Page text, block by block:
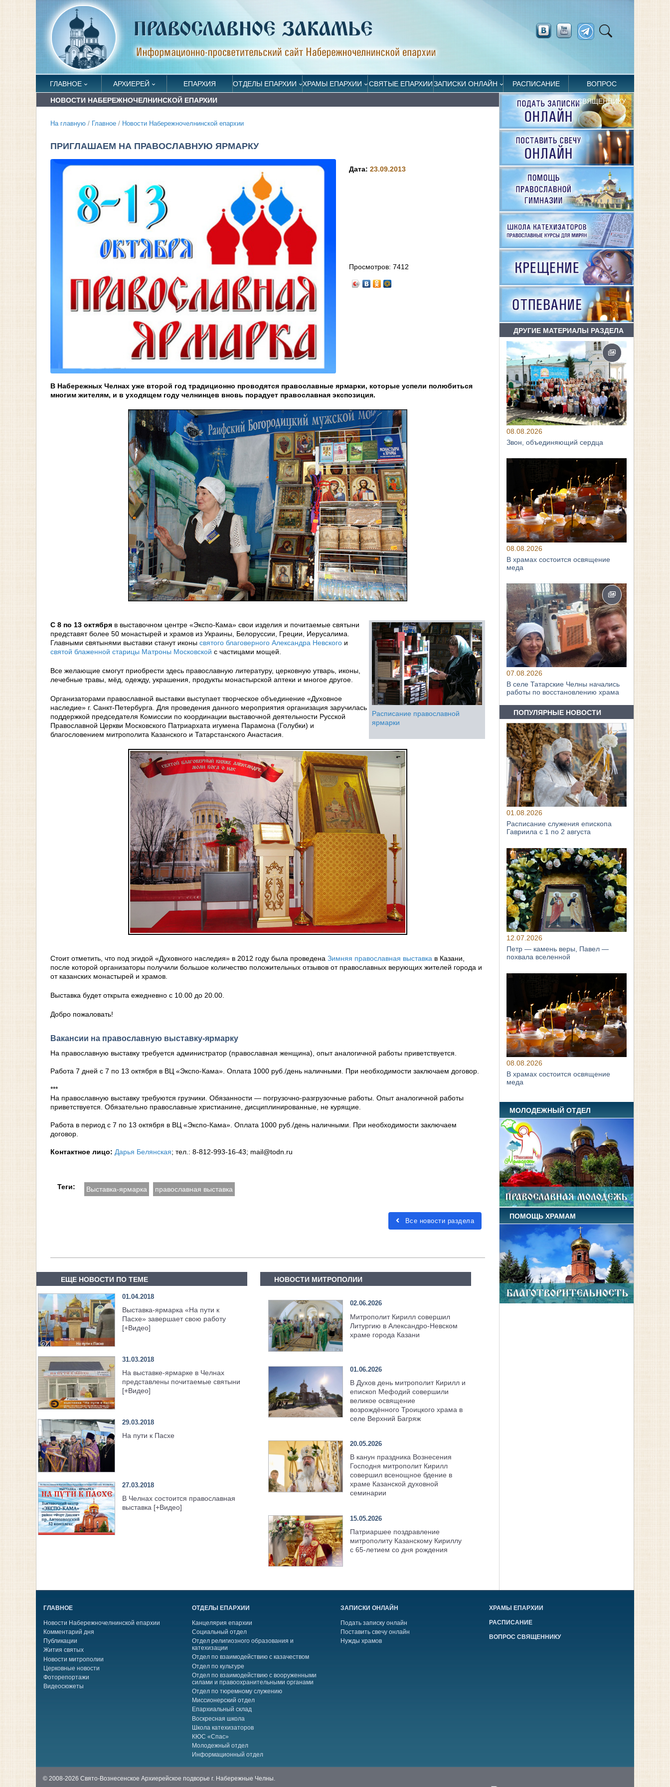
ГЛАВНОЕ АРХИЕРЕЙ ЕПАРХИЯ ОТДЕЛЫ ЕПАРХИИ ХРАМЫ ЕПАРХИИ СВЯТЫЕ ЕПАРХИИЗАПИСКИ ОНЛАЙН РАСПИСАНИЕ ВОПРОС
СВЯЩЕННИКУ
НОВОСТИ НАБЕРЕЖНОЧЕЛНИНСКОЙ ЕПАРХИИ
На главную / Главное / Новости Набережночелнинской епархии
ПРИГЛАШАЕМ НА ПРАВОСЛАВНУЮ ЯРМАРКУ
Дата:23.09.2013
Просмотров:7412
В Набережных Челнах уже второй год традиционно проводятся православные ярмарки, которые успели полюбиться
многим жителям, и в уходящем году челнинцев вновь порадует православная экспозиция.
Расписание православной
ярмарки
С 8 по 13 октября в выставочном центре «Экспо-Кама» свои изделия и почитаемые святыни
представят более 50 монастырей и храмов из Украины, Белоруссии, Греции, Иерусалима.
Главными святынями выставки станут иконы святого благоверного Александра Невского и
святой блаженной старицы Матроны Московской с частицами мощей.
Все желающие смогут приобрести здесь православную литературу, церковную утварь, иконы,
лечебные травы, мёд, одежду, украшения, продукты монастырской аптеки и многое другое.
Организаторами православной выставки выступает творческое объединение «Духовное
наследие» г. Санкт-Петербурга. Для проведения данного мероприятия организация заручилась
поддержкой председателя Комиссии по координации выставочной деятельности Русской
Православной Церкви Московского Патриархата игумена Парамона (Голубки) и
благословением митрополита Казанского и Татарстанского Анастасия.
Стоит отметить, что под эгидой «Духовного наследия» в 2012 году была проведена Зимняя православная выставка в Казани,
после которой организаторы получили большое количество положительных отзывов от православных верующих жителей города и
от казанских монастырей и храмов.
Выставка будет открыта ежедневно с 10.00 до 20.00.
Добро пожаловать!
Вакансии на православную выставку-ярмарку
На православную выставку требуется администратор (православная женщина), опыт аналогичной работы приветствуется.
Работа 7 дней с 7 по 13 октября в ВЦ «Экспо-Кама». Оплата 1000 руб./день наличными. При необходимости заключаем договор.
***
На православную выставку требуются грузчики. Обязанности — погрузочно-разгрузочные работы. Опыт аналогичной работы
приветствуется. Обязательно православные христианине, дисциплинированные, не курящие.
Работа в период с 7 по 13 октября в ВЦ «Экспо-Кама». Оплата 1000 руб./день наличными. При необходимости заключаем
договор.
Контактное лицо: Дарья Белянская; тел.: 8-812-993-16-43; mail@todn.ru
Теги: Выставка-ярмарка православная выставка
Все новости раздела
ЕЩЕ НОВОСТИ ПО ТЕМЕ
01.04.2018
Выставка-ярмарка «На пути к
Пасхе» завершает свою работу
[+Видео]
31.03.2018
На выставке-ярмарке в Челнах
представлены почитаемые святыни
[+Видео]
29.03.2018
На пути к Пасхе
27.03.2018
В Челнах состоится православная
выставка [+Видео]
НОВОСТИ МИТРОПОЛИИ
02.06.2026
Митрополит Кирилл совершил
Литургию в Александро-Невском
храме города Казани
01.06.2026
В Духов день митрополит Кирилл и
епископ Мефодий совершили
великое освящение
возрождённого Троицкого храма в
селе Верхний Багряж
20.05.2026
В канун праздника Вознесения
Господня митрополит Кирилл
совершил всенощное бдение в
храме Казанской духовной
семинарии
15.05.2026
Патриаршее поздравление
митрополиту Казанскому Кириллу
с 65-летием со дня рождения
ДРУГИЕ МАТЕРИАЛЫ РАЗДЕЛА
08.08.2026
Звон, объединяющий сердца
08.08.2026
В храмах состоится освящение
меда
07.08.2026
В селе Татарские Челны начались
работы по восстановлению храма
ПОПУЛЯРНЫЕ НОВОСТИ
01.08.2026
Расписание служения епископа
Гавриила с 1 по 2 августа
12.07.2026
Петр — камень веры, Павел —
похвала вселенной
08.08.2026
В храмах состоится освящение
меда
МОЛОДЕЖНЫЙ ОТДЕЛ
ПОМОЩЬ ХРАМАМ
ГЛАВНОЕ
Новости Набережночелнинской епархии
Комментарий дня
Публикации
Жития святых
Новости митрополии
Церковные новости
Фоторепортажи
Видеосюжеты
ОТДЕЛЫ ЕПАРХИИ
Канцелярия епархии
Социальный отдел
Отдел религиозного образования и
катехизации
Отдел по взаимодействию с казачеством
Отдел по культуре
Отдел по взаимодействию с вооруженными
силами и правоохранительными органами
Отдел по тюремному служению
Миссионерский отдел
Епархиальный склад
Воскресная школа
Школа катехизаторов
КЮС «Спас»
Молодежный отдел
Информационный отдел
ЗАПИСКИ ОНЛАЙН
Подать записку онлайн
Поставить свечу онлайн
Нужды храмов
ХРАМЫ ЕПАРХИИ
РАСПИСАНИЕ
ВОПРОС СВЯЩЕННИКУ
© 2008-2026 Свято-Вознесенское Архиерейское подворье г. Набережные Челны.